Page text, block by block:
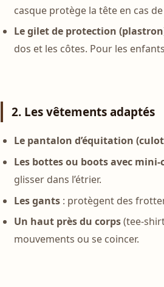
casque protège la tête en cas
Le gilet de protection
dos et les côtes. Pour les
2. Les vêtements adaptés
Le pantalon d’équitation
Les bottes ou boots avec mini-
glisser dans l’étrier.
Les gants : protègent des
Un haut près du corps(tee-
mouvements ou se coincer.